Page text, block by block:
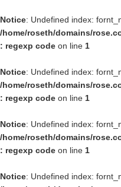
Notice: Undefined index:
/home/roseth/domains/
: regexp code on line 1
Notice: Undefined index:
/home/roseth/domains/
: regexp code on line 1
Notice: Undefined index:
/home/roseth/domains/
: regexp code on line 1
Notice: Undefined index: